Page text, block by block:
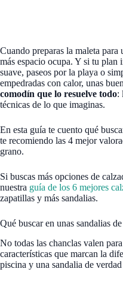
Cuando preparas la maleta
más espacio ocupa. Y si tu plan
suave, paseos por la playa o
empedradas con calor, unas
comodín que lo resuelve todo:
técnicas de lo que imaginas.
En esta guía te cuento qué
te recomiendo las 4 mejor
grano.
Si buscas más opciones de
nuestra guía de los 6 mejores
zapatillas y más sandalias.
Qué buscar en unas sandalias
No todas las chanclas valen
características que marcan la
piscina y una sandalia de